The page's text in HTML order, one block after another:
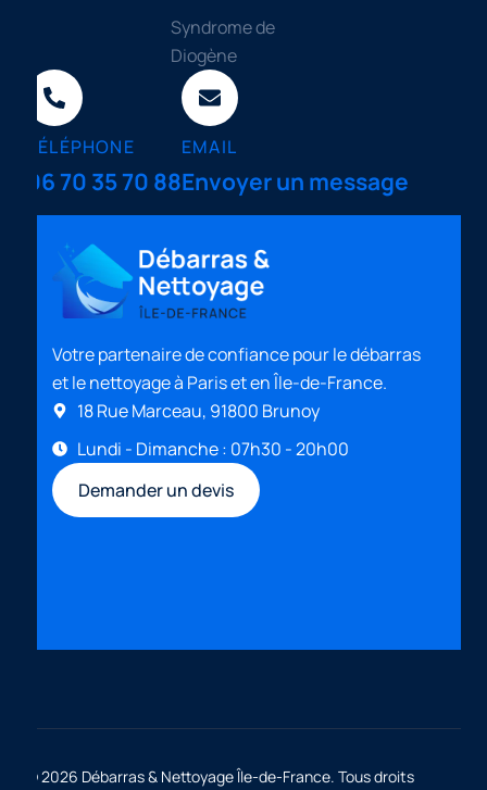
Votre partenaire de confiance pour le débarras
et le nettoyage à Paris et en Île-de-France.
18 Rue Marceau, 91800 Brunoy
Lundi - Dimanche : 07h30 - 20h00
Demander un devis
Syndrome de
Diogène
TÉLÉPHONE
06 70 35 70 88
EMAIL
Envoyer un message
© 2026 Débarras & Nettoyage Île-de-France. Tous droits